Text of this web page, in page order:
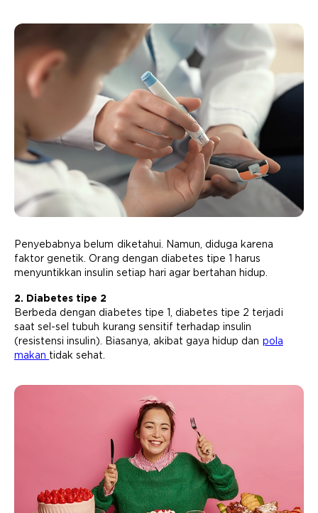
Penyebabnya belum diketahui. Namun, diduga karena
faktor genetik. Orang dengan diabetes tipe 1 harus
menyuntikkan insulin setiap hari agar bertahan hidup.
2. Diabetes tipe 2
Berbeda dengan diabetes tipe 1, diabetes tipe 2 terjadi
saat sel-sel tubuh kurang sensitif terhadap insulin
(resistensi insulin). Biasanya, akibat gaya hidup dan pola
makan tidak sehat.